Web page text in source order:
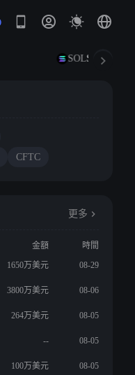
SOL$73.48
CFTC
更多
金額
時間
1650万美元 08-29
3800万美元 08-06
264万美元 08-05
-- 08-05
100万美元 08-05